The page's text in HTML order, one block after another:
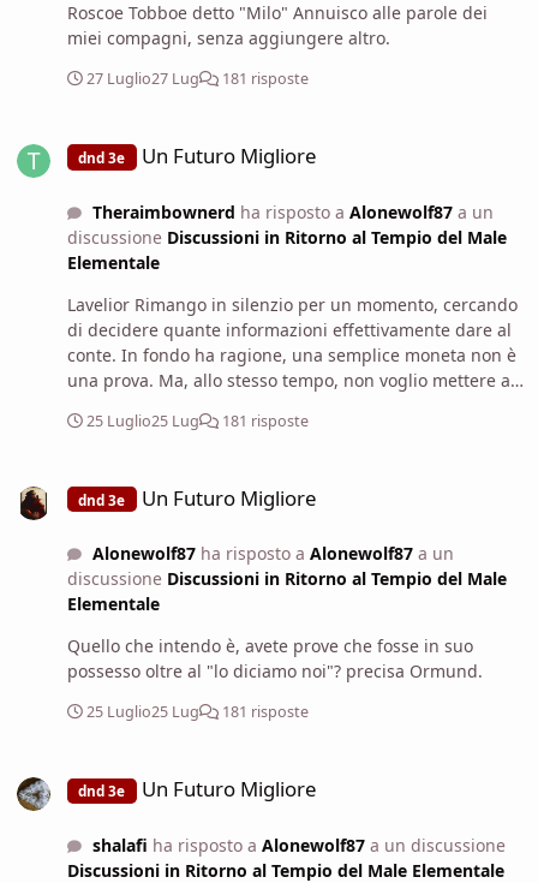
possiamo permetterci il lusso di ignorare o
sottovalutare.
Roscoe Tobboe detto "Milo" Annuisco alle parole dei
miei compagni, senza aggiungere altro.
27 Luglio27 Lug 181 risposte
dnd 3e Un Futuro Migliore
Theraimbownerd ha risposto a Alonewolf87a un
discussione Discussioni in Ritorno al Tempio del Male
Elementale
Lavelior Rimango in silenzio per un momento, cercando
di decidere quante informazioni effettivamente dare al
conte. In fondo ha ragione, una semplice moneta non è
una prova. Ma, allo stesso tempo, non voglio mettere a
affrettate. Riguardo alla moneta, l' abbiamo trovata in
abbiamo sentito con le nostre orecchie, in particolare
che i contadini siano coinvolti nel culto di Iuz. Krosec
non è stato così aperto con loro. Ha parlato solo delle
tasse eccessive, cercava di sfruttare una rabbia già
negli altri la corruzione dell' anima che inevitabilmente
si accompagna al culto di Iuz. Inoltre sappiamo che
stanno preparando qualcosa di grosso tra un paio di
Dico, cercando di mantenermi sul vago. So che questo
potrebbe non convincere il conte, ma neanche posso
dargli la scusa per reprimere ancora di più i contadini.
25 Luglio25 Lug 181 risposte
dnd 3e Un Futuro Migliore
Alonewolf87ha risposto a Alonewolf87a un
discussione Discussioni in Ritorno al Tempio del Male
Elementale
Quello che intendo è, avete prove che fosse in suo
possesso oltre al "lo diciamo noi"? precisa Ormund.
25 Luglio25 Lug 181 risposte
dnd 3e Un Futuro Migliore
shalafi ha risposto a Alonewolf87a un discussione
Discussioni in Ritorno al Tempio del Male Elementale